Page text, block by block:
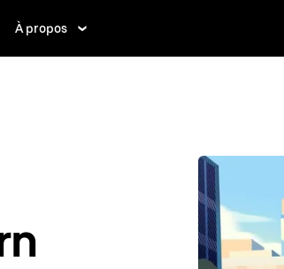
À propos